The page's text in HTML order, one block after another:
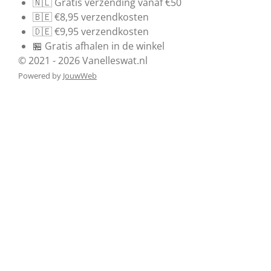
🇧🇪 €8,95 verzendkosten
🇩🇪 €9,95 verzendkosten
🏪 Gratis afhalen in de winkel
© 2021 - 2026 Vanelleswat.nl
Powered by JouwWeb